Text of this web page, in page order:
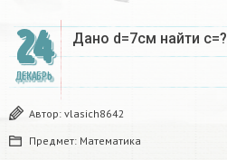
24
ДЕКАБРЬ
Дано d=7см найти с=?​
Автор: vlasich8642
Предмет: Математика